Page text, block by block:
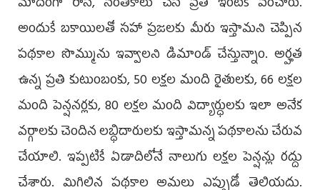
అందుకే బకాయిలతో సహా ప్రజలకు మీరు ఇస్తామని చెప్పిన
పథకాల సొమ్మును ఇవ్వాలని డిమాండ్ చేస్తున్నాం. అర్హత
ఉన్న ప్రతి కుటుంబంకు, 50 లక్షల మంది రైతులకు, 66 లక్షల
మంది పెన్షనర్లకు, 80 లక్షల మంది విద్యార్ధులకు ఇలా అనేక
వర్గాలకు చెందిన లబ్ధిదారులకు ఇస్తామన్న పథకాలను చేరువ
చేయాలి. ఇప్పటికే ఏడాదిలోనే నాలుగు లక్షల పెన్షన్లు రద్దు
చేశారు. మిగిలిన పథకాల అమలు ఎప్పుడో తెలియదు.